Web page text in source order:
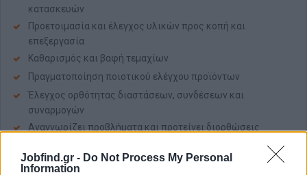
Jobfind.gr - Do Not Process My Personal
Information
κατασκευών
Προετοιμασία και έλεγχος υλικών προς κοπή και
επεξεργασία
Καθαρισμός και βαφή τεμαχίων
Πραγματοποίηση ποιοτικού ελέγχου προϊόντων
Έλεγχος ορθότητας διαστάσεων, συνδέσεων και
συναρμογών
Αναγνωρίζει προβλήματα και προτείνει διορθώσεις
εξοπλισμού